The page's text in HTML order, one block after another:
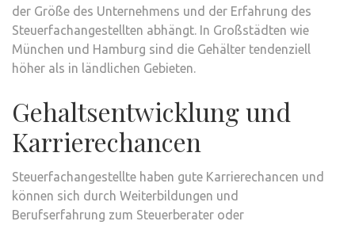
der Größe des Unternehmens und der Erfahrung des
Steuerfachangestellten abhängt. In Großstädten wie
München und Hamburg sind die Gehälter tendenziell
höher als in ländlichen Gebieten.
Gehaltsentwicklung und
Karrierechancen
Steuerfachangestellte haben gute Karrierechancen und
können sich durch Weiterbildungen und
Berufserfahrung zum Steuerberater oder